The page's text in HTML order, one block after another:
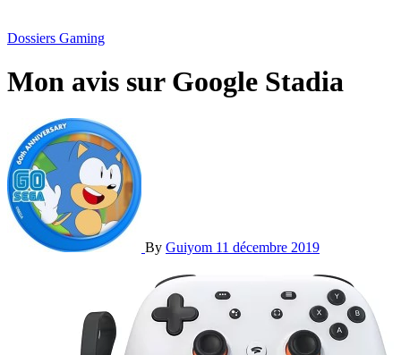
Dossiers Gaming
Mon avis sur Google Stadia
By Guiyom 11 décembre 2019